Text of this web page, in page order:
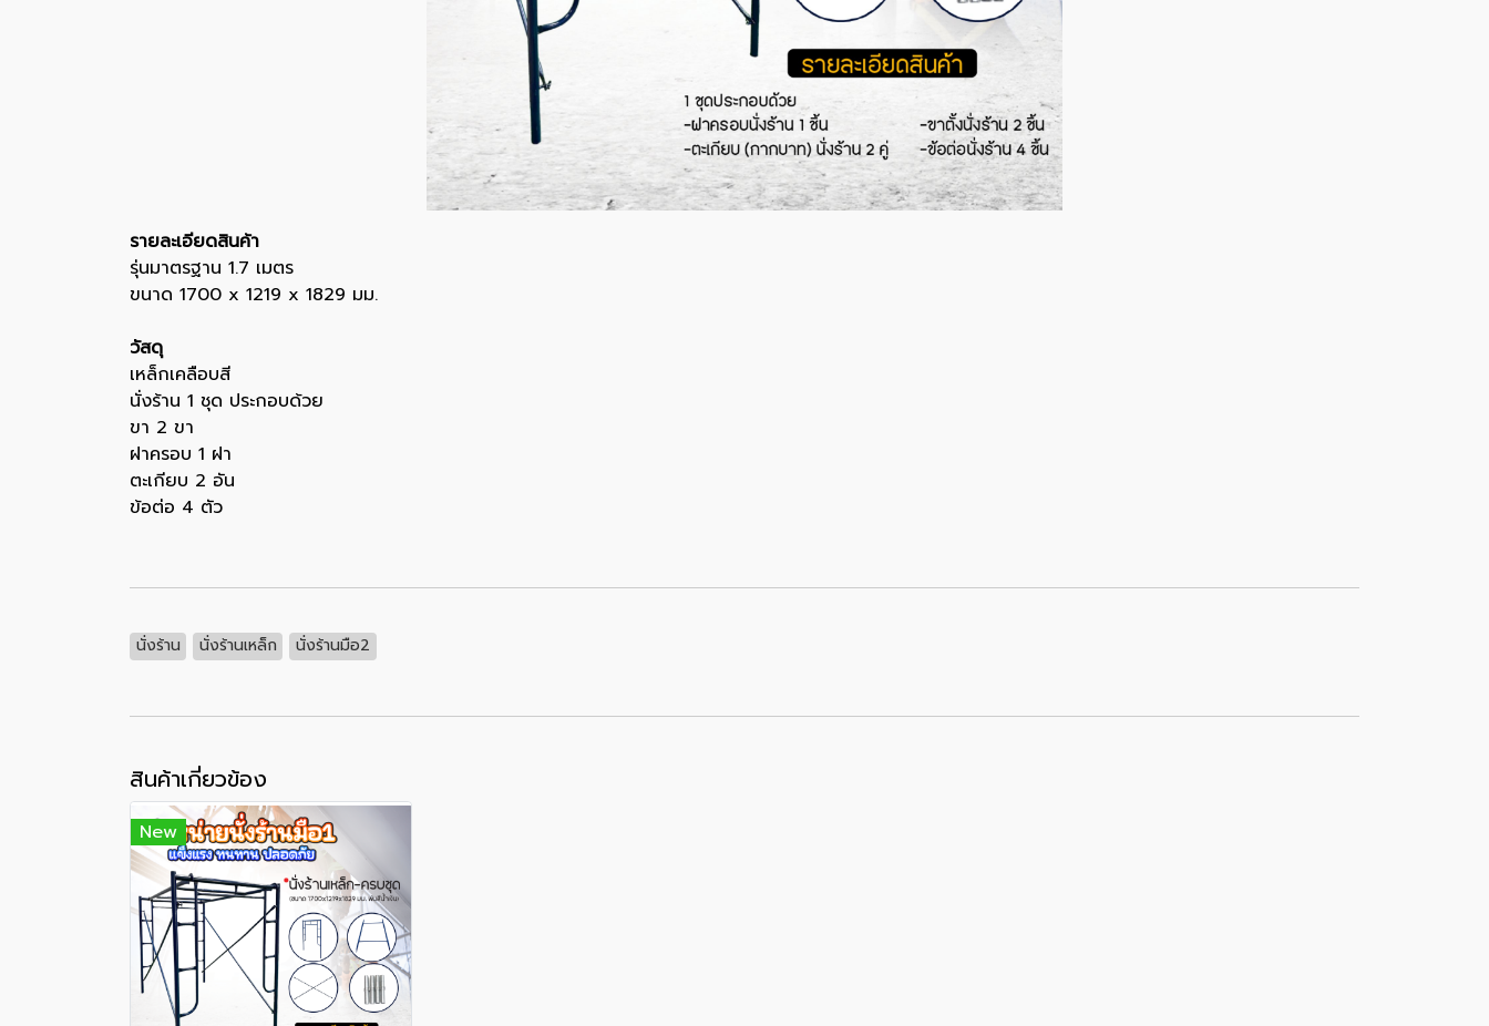
รายละเอียดสินค้า
รุ่นมาตรฐาน 1.7 เมตร
ขนาด 1700 x 1219 x 1829 มม.
วัสดุ
เหล็กเคลือบสี
นั่งร้าน 1 ชุด ประกอบด้วย
ขา 2 ขา
ฝาครอบ 1 ฝา
ตะเกียบ 2 อัน
ข้อต่อ 4 ตัว
นั่งร้าน นั่งร้านเหล็ก นั่งร้านมือ2
สินค้าเกี่ยวข้อง
New